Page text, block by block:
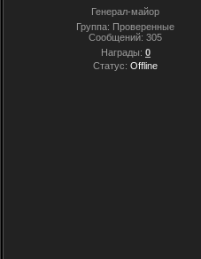
Генерал-майор
Группа: Проверенные
Сообщений:305
Награды: 0
Статус:Offline